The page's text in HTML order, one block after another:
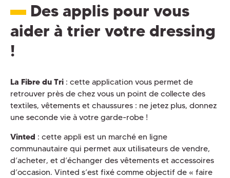
Des applis pour vous
aider à trier votre dressing
!
La Fibre du Tri: cette application vous permet de
retrouver près de chez vous un point de collecte des
textiles, vêtements et chaussures : ne jetez plus, donnez
une seconde vie à votre garde-robe !
Vinted : cette appli est un marché en ligne
communautaire qui permet aux utilisateurs de vendre,
d’acheter, et d’échanger des vêtements et accessoires
d’occasion. Vinted s’est fixé comme objectif de « faire